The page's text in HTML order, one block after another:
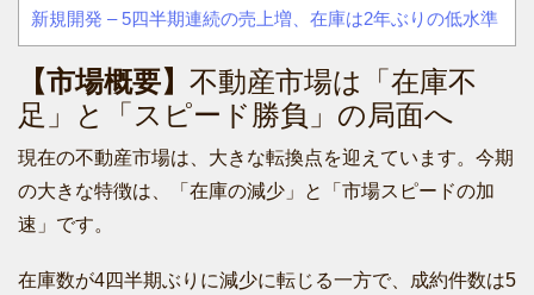
新規開発 – 5四半期連続の売上増、在庫は2年ぶりの低水準
【市場概要】 不動産市場は「在庫不
足」と「スピード勝負」の局面へ
現在の不動産市場は、大きな転換点を迎えています。今期
の大きな特徴は、「在庫の減少」と「市場スピードの加
速」です。
在庫数が4四半期ぶりに減少に転じる一方で、成約件数は5